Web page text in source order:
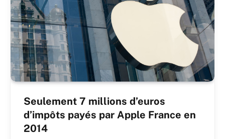
Seulement 7 millions d’euros
d’impôts payés par Apple France en
2014